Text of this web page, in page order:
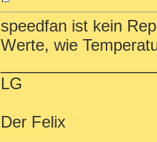
speedfan ist kein
Werte, wie
LG
Der Felix